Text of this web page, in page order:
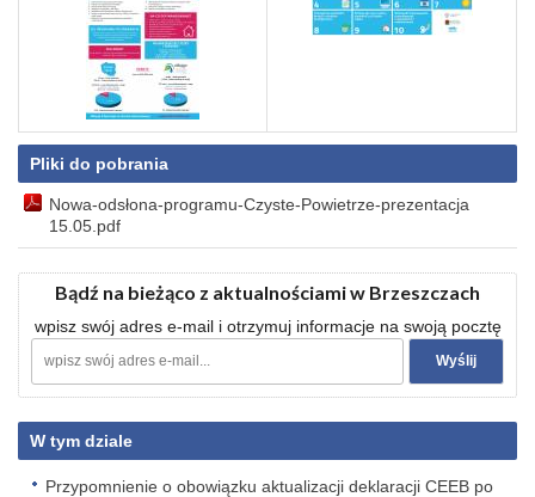
Pliki do pobrania
Nowa-odsłona-programu-Czyste-Powietrze-prezentacja
15.05.pdf
Bądź na bieżąco z aktualnościami w Brzeszczach
wpisz swój adres e-mail i otrzymuj informacje na swoją pocztę
W tym dziale
Przypomnienie o obowiązku aktualizacji deklaracji CEEB po